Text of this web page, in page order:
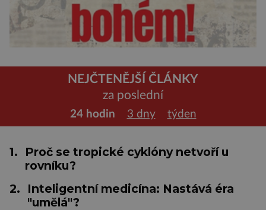
NEJČTENĚJŠÍ ČLÁNKY
za poslední
24 hodin 3 dny týden
1.
Proč se tropické cyklóny netvoří u
rovníku?
2.
Inteligentní medicína: Nastává éra
"umělá"?